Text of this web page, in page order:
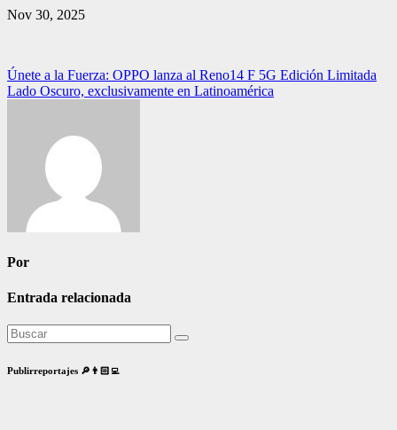
Nov 30, 2025
Navegación
de
Únete a la Fuerza: OPPO lanza al Reno14 F 5G Edición Limitada
Lado Oscuro, exclusivamente en Latinoamérica
Por
Entrada relacionada
Publirreportajes 🔎👨🏻‍💻